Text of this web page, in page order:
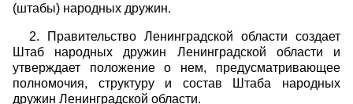
(штабы) народных дружин.
2. Правительство Ленинградской области создает
Штаб народных дружин Ленинградской области и
утверждает положение о нем, предусматривающее
полномочия, структуру и состав Штаба народных
дружин Ленинградской области.